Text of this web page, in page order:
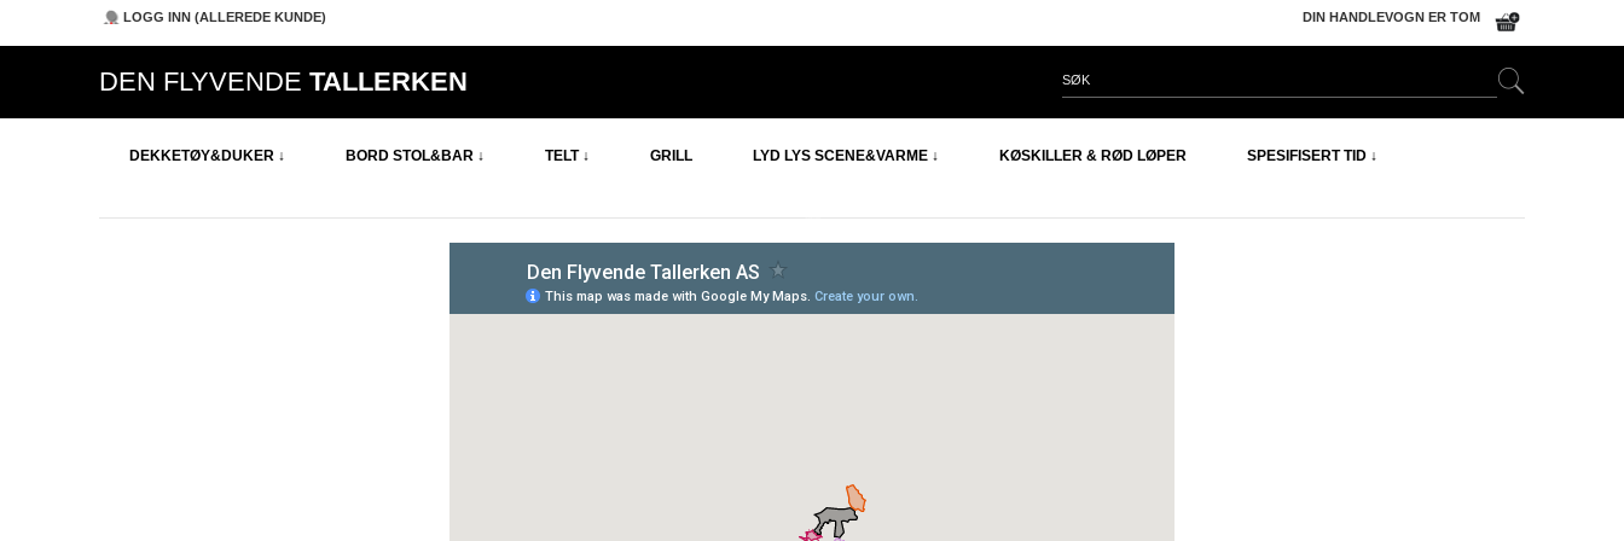
DIN HANDLEVOGN ER TOM
LOGG INN (ALLEREDE KUNDE)
DEN FLYVENDE TALLERKEN
DEKKETØY&DUKER ↓ BORD STOL&BAR ↓ TELT ↓ GRILL LYD LYS SCENE&VARME ↓ KØSKILLER & RØD LØPER SPESIFISERT TID ↓